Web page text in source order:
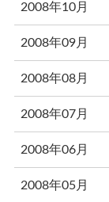
2008年10月
2008年09月
2008年08月
2008年07月
2008年06月
2008年05月